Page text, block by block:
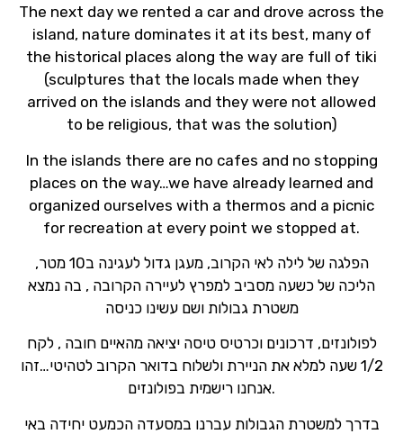
The next day we rented a car and drove across the
island, nature dominates it at its best, many of
the historical places along the way are full of tiki
(sculptures that the locals made when they
arrived on the islands and they were not allowed
to be religious, that was the solution)
In the islands there are no cafes and no stopping
places on the way…we have already learned and
organized ourselves with a thermos and a picnic
for recreation at every point we stopped at.
הפלגה של לילה לאי הקרוב, מעגן גדול לעגינה ב10 מטר,
הליכה של כשעה מסביב למפרץ לעיירה הקרובה , בה נמצא
משטרת גבולות ושם עשינו כניסה
לפולונזים, דרכונים וכרטיס טיסה יציאה מהאיים חובה , לקח
1/2 שעה למלא את הניירת ולשלוח בדואר הקרוב לטהיטי…זהו
אנחנו רישמית בפולונזים.
בדרך למשטרת הגבולות עברנו במסעדה הכמעט יחידה באי